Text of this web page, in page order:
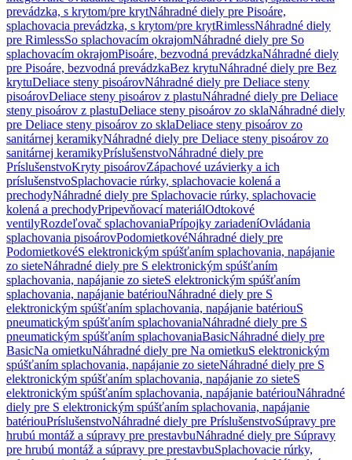
prevádzka, s krytom/pre krytNáhradné diely pre Pisoáre,
splachovacia prevádzka, s krytom/pre krytRimlessNáhradné diely
pre RimlessSo splachovacím okrajomNáhradné diely pre So
splachovacím okrajomPisoáre, bezvodná prevádzkaNáhradné diely
pre Pisoáre, bezvodná prevádzkaBez krytuNáhradné diely pre Bez
krytuDeliace steny pisoárovNáhradné diely pre Deliace steny
pisoárovDeliace steny pisoárov z plastuNáhradné diely pre Deliace
steny pisoárov z plastuDeliace steny pisoárov zo sklaNáhradné diely
pre Deliace steny pisoárov zo sklaDeliace steny pisoárov zo
sanitárnej keramikyNáhradné diely pre Deliace steny pisoárov zo
sanitárnej keramikyPríslušenstvoNáhradné diely pre
PríslušenstvoKryty pisoárovZápachové uzávierky a ich
príslušenstvoSplachovacie rúrky, splachovacie kolená a
prechodyNáhradné diely pre Splachovacie rúrky, splachovacie
kolená a prechodyPripevňovací materiálOdtokové
ventilyRozdeľovač splachovaniaPrípojky zariadeníOvládania
splachovania pisoárovPodomietkovéNáhradné diely pre
PodomietkovéS elektronickým spúšťaním splachovania, napájanie
zo sieteNáhradné diely pre S elektronickým spúšťaním
splachovania, napájanie zo sieteS elektronickým spúšťaním
splachovania, napájanie batériouNáhradné diely pre S
elektronickým spúšťaním splachovania, napájanie batériouS
pneumatickým spúšťaním splachovaniaNáhradné diely pre S
pneumatickým spúšťaním splachovaniaBasicNáhradné diely pre
BasicNa omietkuNáhradné diely pre Na omietkuS elektronickým
spúšťaním splachovania, napájanie zo sieteNáhradné diely pre S
elektronickým spúšťaním splachovania, napájanie zo sieteS
elektronickým spúšťaním splachovania, napájanie batériouNáhradné
diely pre S elektronickým spúšťaním splachovania, napájanie
batériouPríslušenstvoNáhradné diely pre PríslušenstvoSúpravy pre
hrubú montáž a súpravy pre prestavbuNáhradné diely pre Súpravy
pre hrubú montáž a súpravy pre prestavbuSplachovacie rúrky,